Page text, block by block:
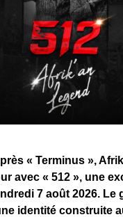
« Terminus »,
avec « 512 », une
7 août 2026. Le
identité construite